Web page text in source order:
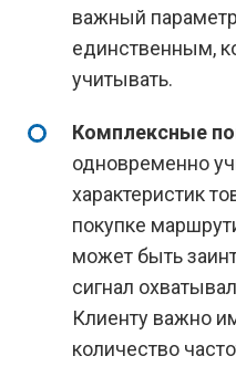
важный
единственным,
учитывать.
Комплексные
одновременно
характеристик
покупке
может быть
сигнал
Клиенту важно
количество